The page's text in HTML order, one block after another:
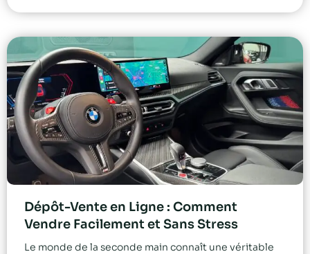
Dépôt-Vente en Ligne : Comment
Vendre Facilement et Sans Stress
Le monde de la seconde main connaît une véritable